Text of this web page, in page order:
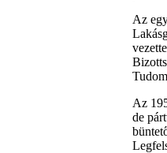
Az
Az
de